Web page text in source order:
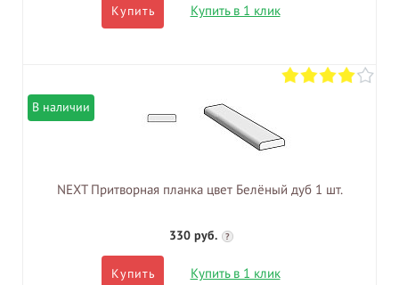
Купить Купить в 1 клик
В наличии
NEXT Притворная планка цвет Белёный дуб 1 шт.
330 руб. ?
Купить Купить в 1 клик